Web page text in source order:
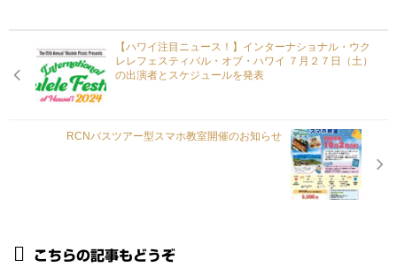
【ハワイ注目ニュース！】インターナショナル・ウク
レレフェスティバル・オブ・ハワイ ７月２７日（土）
の出演者とスケジュールを発表
RCNバスツアー型スマホ教室開催のお知らせ
こちらの記事もどうぞ